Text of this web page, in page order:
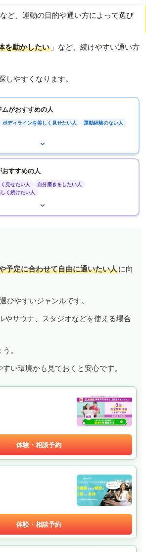
ど、運動の目的や通い方によって選び
を動かしたい 」など、続けやすい通い方
しやすくなります。
がおすすめの人
ボディラインを美しく見せたい人 運動経験のない人
すすめの人
見せたい人
自分磨きをしたい人
く続けたい人
予定に合わせて自由に通いたい人に向
びやすいジャンルです。
サウナ、スタジオなどを使える場合
。
い環境かも見ておくと安心です。
体験・相談予約
体験・相談予約